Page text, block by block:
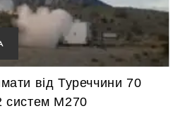
від Туреччини 70
систем M270